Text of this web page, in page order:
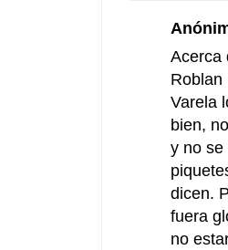
Acerca
Roblan
Varela
bien,
y no se
dicen.
fuera
no